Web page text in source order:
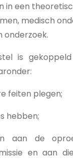
in een
medisch
onderzoek.
is
feiten plegen;
hebben;
aan de
en aan